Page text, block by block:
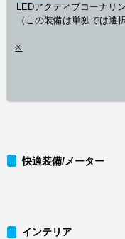
LEDアクティブコーナリ
（この装備は単独では選
※
快適装備/メーター
インテリア